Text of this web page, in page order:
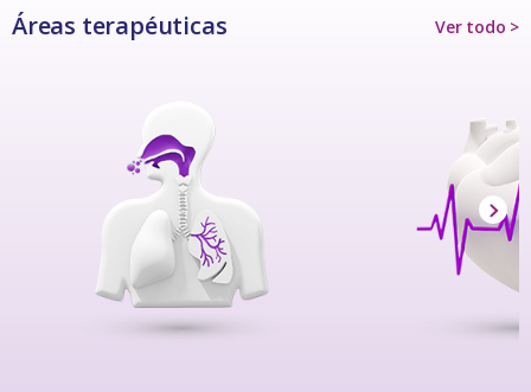
Áreas terapéuticas Ver todo >